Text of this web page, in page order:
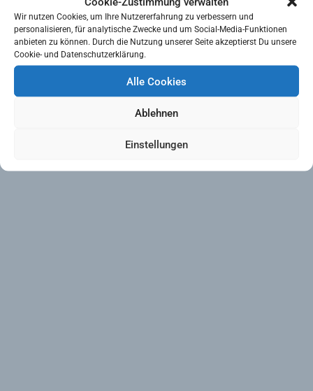
Wir nutzen Cookies, um Ihre Nutzererfahrung zu verbessern und
personalisieren, für analytische Zwecke und um Social-Media-Funktionen
anbieten zu können. Durch die Nutzung unserer Seite akzeptierst Du unsere
Cookie- und Datenschutzerklärung.
Alle Cookies
Ablehnen
Einstellungen
Kontakt
Impressum
Datenschutzerklärung
Cookie-Richtlinie (EU)